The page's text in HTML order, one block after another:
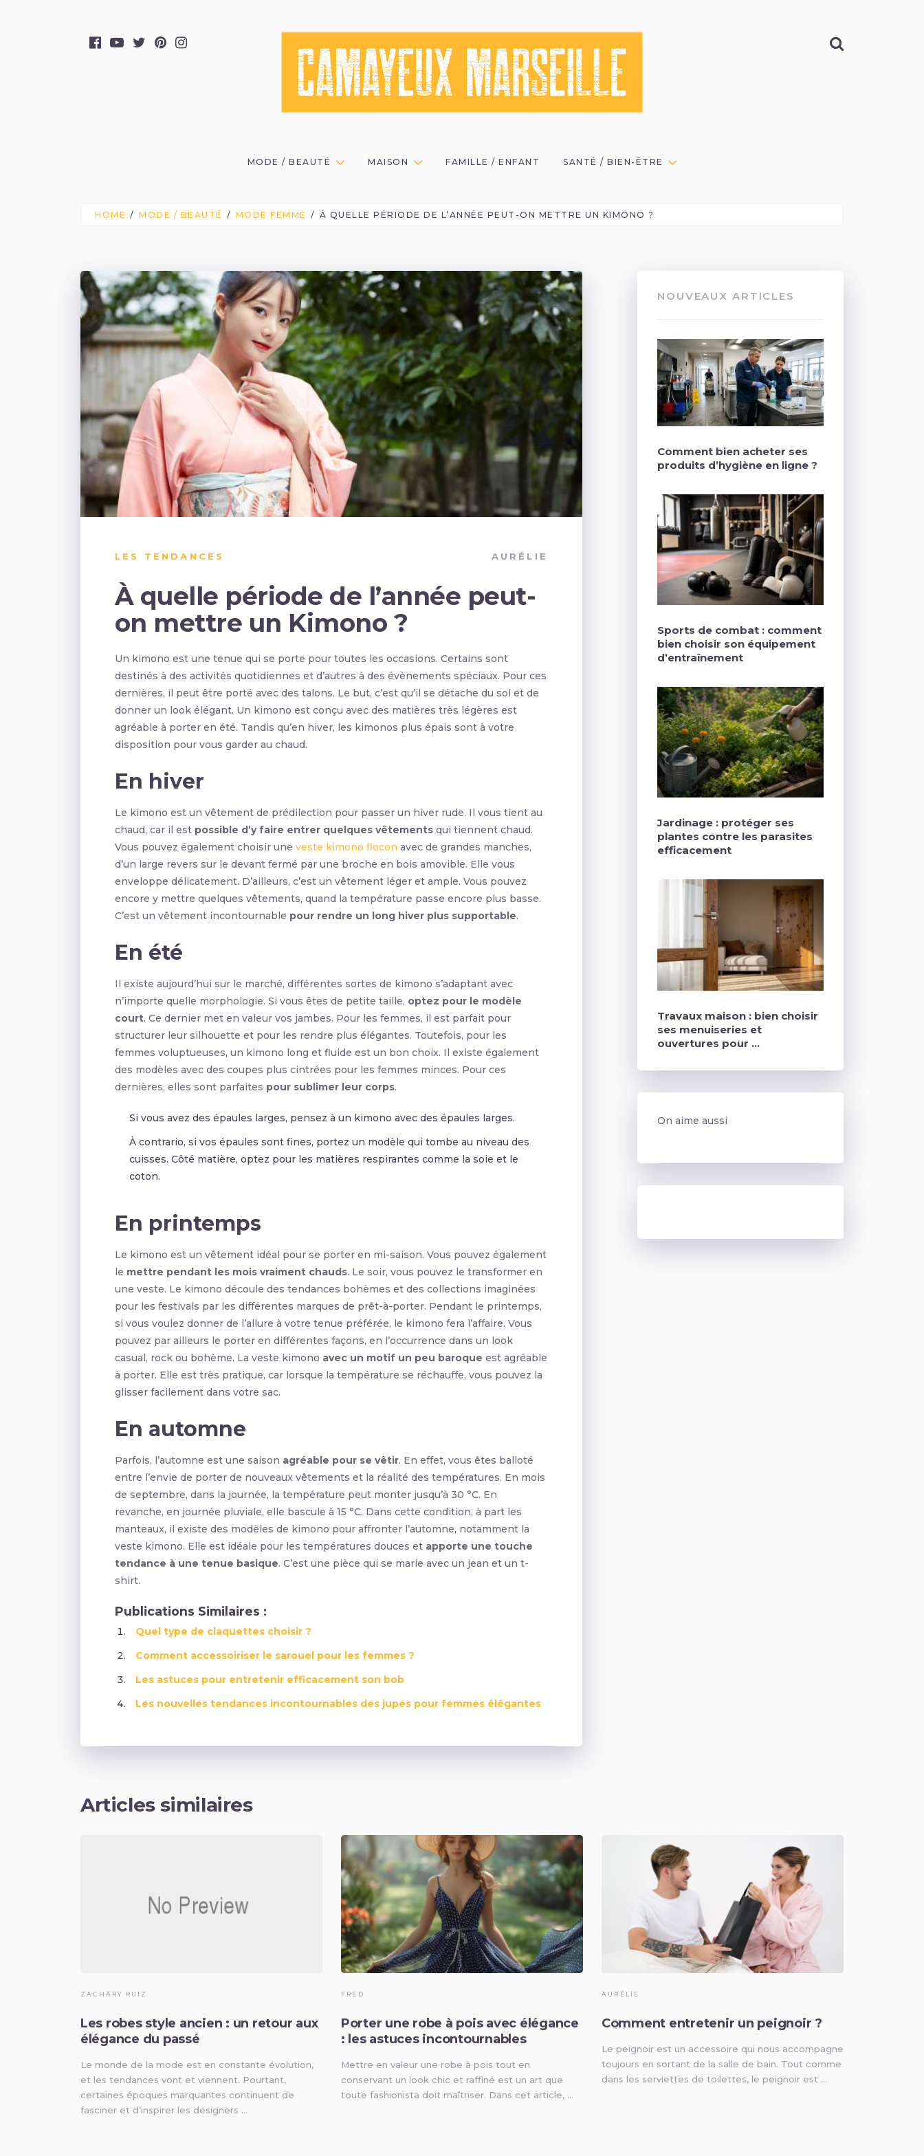
MODE / BEAUTÉ MAISON FAMILLE / ENFANT SANTÉ / BIEN-ÊTRE
HOME MODE / BEAUTÉ MODE FEMME À QUELLE PÉRIODE DE L’ANNÉE PEUT-ON METTRE UN KIMONO ?
LES TENDANCES AURÉLIE
À quelle période de l’année peut-
on mettre un Kimono ?
Un kimono est une tenue qui se porte pour toutes les occasions. Certains sont
destinés à des activités quotidiennes et d’autres à des évènements spéciaux. Pour ces
dernières, il peut être porté avec des talons. Le but, c’est qu’il se détache du sol et de
donner un look élégant. Un kimono est conçu avec des matières très légères est
agréable à porter en été. Tandis qu’en hiver, les kimonos plus épais sont à votre
disposition pour vous garder au chaud.
En hiver
Le kimono est un vêtement de prédilection pour passer un hiver rude. Il vous tient au
chaud, car il est possible d’y faire entrer quelques vêtements qui tiennent chaud.
Vous pouvez également choisir une veste kimono flocon avec de grandes manches,
d’un large revers sur le devant fermé par une broche en bois amovible. Elle vous
enveloppe délicatement. D’ailleurs, c’est un vêtement léger et ample. Vous pouvez
encore y mettre quelques vêtements, quand la température passe encore plus basse.
C’est un vêtement incontournable pour rendre un long hiver plus supportable.
En été
Il existe aujourd’hui sur le marché, différentes sortes de kimono s’adaptant avec
n’importe quelle morphologie. Si vous êtes de petite taille, optez pour le modèle
court. Ce dernier met en valeur vos jambes. Pour les femmes, il est parfait pour
structurer leur silhouette et pour les rendre plus élégantes. Toutefois, pour les
femmes voluptueuses, un kimono long et fluide est un bon choix. Il existe également
des modèles avec des coupes plus cintrées pour les femmes minces. Pour ces
dernières, elles sont parfaites pour sublimer leur corps.
Si vous avez des épaules larges, pensez à un kimono avec des épaules larges.
À contrario, si vos épaules sont fines, portez un modèle qui tombe au niveau des
cuisses. Côté matière, optez pour les matières respirantes comme la soie et le
coton.
En printemps
Le kimono est un vêtement idéal pour se porter en mi-saison. Vous pouvez également
le mettre pendant les mois vraiment chauds. Le soir, vous pouvez le transformer en
une veste. Le kimono découle des tendances bohèmes et des collections imaginées
pour les festivals par les différentes marques de prêt-à-porter. Pendant le printemps,
si vous voulez donner de l’allure à votre tenue préférée, le kimono fera l’affaire. Vous
pouvez par ailleurs le porter en différentes façons, en l’occurrence dans un look
casual, rock ou bohème. La veste kimono avec un motif un peu baroque est agréable
à porter. Elle est très pratique, car lorsque la température se réchauffe, vous pouvez la
glisser facilement dans votre sac.
En automne
Parfois, l’automne est une saison agréable pour se vêtir. En effet, vous êtes balloté
entre l’envie de porter de nouveaux vêtements et la réalité des températures. En mois
de septembre, dans la journée, la température peut monter jusqu’à 30 °C. En
revanche, en journée pluviale, elle bascule à 15 °C. Dans cette condition, à part les
manteaux, il existe des modèles de kimono pour affronter l’automne, notamment la
veste kimono. Elle est idéale pour les températures douces et apporte une touche
tendance à une tenue basique. C’est une pièce qui se marie avec un jean et un t-
shirt.
Publications Similaires :
Quel type de claquettes choisir ?
Comment accessoiriser le sarouel pour les femmes ?
Les astuces pour entretenir efficacement son bob
Les nouvelles tendances incontournables des jupes pour femmes élégantes
NOUVEAUX ARTICLES
Comment bien acheter ses
produits d’hygiène en ligne ?
Sports de combat : comment
bien choisir son équipement
d’entraînement
Jardinage : protéger ses
plantes contre les parasites
efficacement
Travaux maison : bien choisir
ses menuiseries et
ouvertures pour …
On aime aussi
Articles similaires
ZACHARY RUIZ
Les robes style ancien : un retour aux
élégance du passé
Le monde de la mode est en constante évolution,
et les tendances vont et viennent. Pourtant,
certaines époques marquantes continuent de
fasciner et d’inspirer les designers …
FRED
Porter une robe à pois avec élégance
: les astuces incontournables
Mettre en valeur une robe à pois tout en
conservant un look chic et raffiné est un art que
toute fashionista doit maîtriser. Dans cet article, …
AURÉLIE
Comment entretenir un peignoir ?
Le peignoir est un accessoire qui nous accompagne
toujours en sortant de la salle de bain. Tout comme
dans les serviettes de toilettes, le peignoir est …